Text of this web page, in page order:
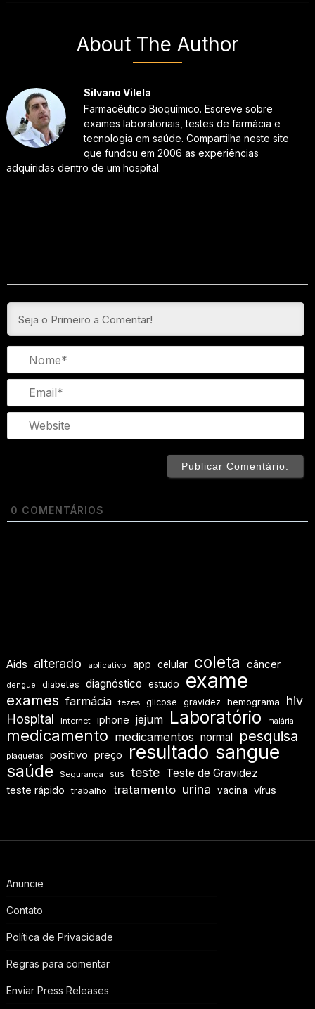
About The Author
Silvano Vilela
Farmacêutico Bioquímico. Escreve sobre
exames laboratoriais, testes de farmácia e
tecnologia em saúde. Compartilha neste site
que fundou em 2006 as experiências
adquiridas dentro de um hospital.
0 COMENTÁRIOS
Aids alterado aplicativo app celular coleta câncer
dengue diabetes diagnóstico estudo exame
exames farmácia fezes glicose gravidez hemograma
hiv
Hospital
Internet iphone jejum Laboratório malária
medicamento medicamentos normal pesquisa
plaquetas positivo preço resultado sangue
saúde Segurança sus teste Teste de Gravidez
teste rápido trabalho tratamento urina vacina vírus
Anuncie
Contato
Política de Privacidade
Regras para comentar
Enviar Press Releases